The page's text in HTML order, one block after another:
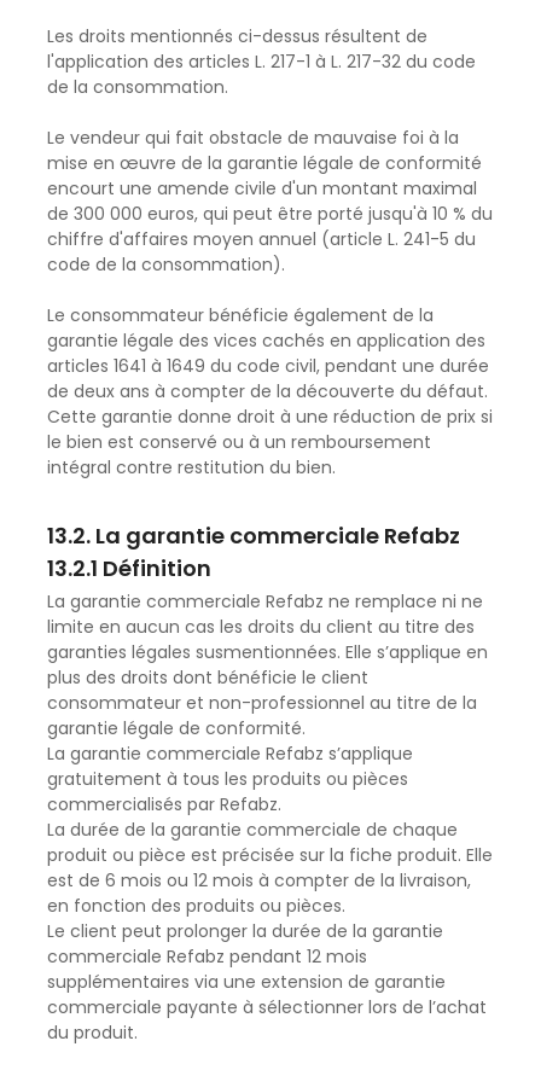
Les droits mentionnés ci-dessus résultent de
l'application des articles L. 217-1 à L. 217-32 du code
de la consommation.
Le vendeur qui fait obstacle de mauvaise foi à la
mise en œuvre de la garantie légale de conformité
encourt une amende civile d'un montant maximal
de 300 000 euros, qui peut être porté jusqu'à 10 % du
chiffre d'affaires moyen annuel (article L. 241-5 du
code de la consommation).
Le consommateur bénéficie également de la
garantie légale des vices cachés en application des
articles 1641 à 1649 du code civil, pendant une durée
de deux ans à compter de la découverte du défaut.
Cette garantie donne droit à une réduction de prix si
le bien est conservé ou à un remboursement
intégral contre restitution du bien.
13.2. La garantie commerciale Refabz
13.2.1 Définition
La garantie commerciale Refabz ne remplace ni ne
limite en aucun cas les droits du client au titre des
garanties légales susmentionnées. Elle s’applique en
plus des droits dont bénéficie le client
consommateur et non-professionnel au titre de la
garantie légale de conformité.
La garantie commerciale Refabz s’applique
gratuitement à tous les produits ou pièces
commercialisés par Refabz.
La durée de la garantie commerciale de chaque
produit ou pièce est précisée sur la fiche produit. Elle
est de 6 mois ou 12 mois à compter de la livraison,
en fonction des produits ou pièces.
Le client peut prolonger la durée de la garantie
commerciale Refabz pendant 12 mois
supplémentaires via une extension de garantie
commerciale payante à sélectionner lors de l’achat
du produit.